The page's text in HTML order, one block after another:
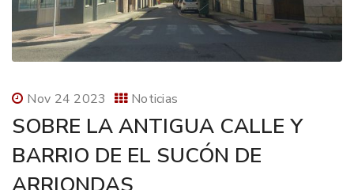
Nov 24 2023 Noticias
SOBRE LA ANTIGUA CALLE Y
BARRIO DE EL SUCÓN DE